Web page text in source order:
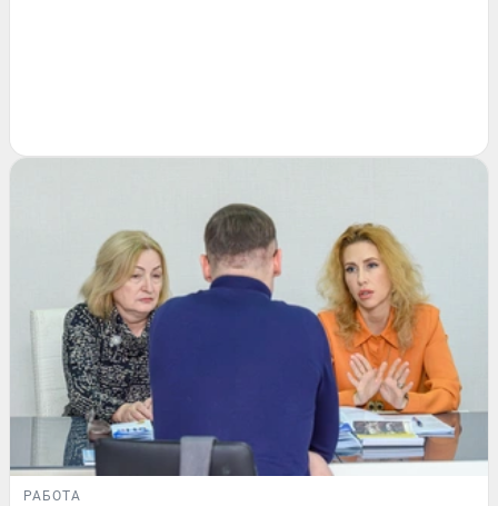
РАБОТА